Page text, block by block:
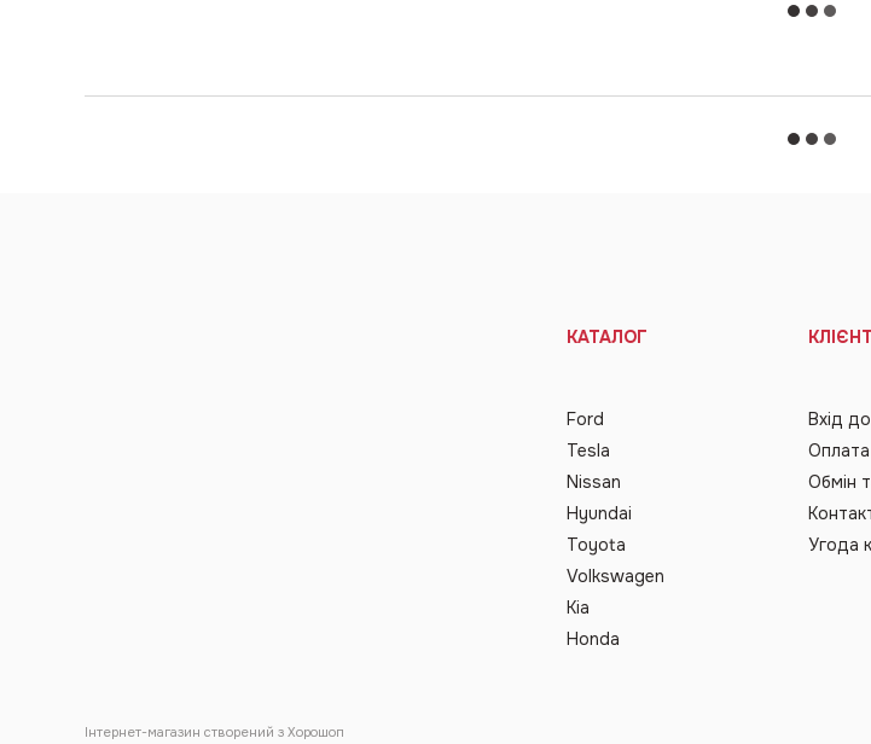
Інтернет-магазин створений з Хорошоп
КАТАЛОГ
Ford
Tesla
Nissan
Hyundai
Toyota
Volkswagen
Kia
Honda
Вхід
Оплата
Обмін
Угода